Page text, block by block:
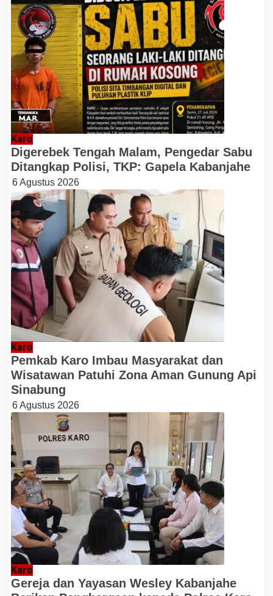
Karo
Digerebek Tengah Malam, Pengedar Sabu
Ditangkap Polisi, TKP: Gapela Kabanjahe
6 Agustus 2026
Karo
Pemkab Karo Imbau Masyarakat dan
Wisatawan Patuhi Zona Aman Gunung Api
Sinabung
6 Agustus 2026
Karo
Gereja dan Yayasan Wesley Kabanjahe